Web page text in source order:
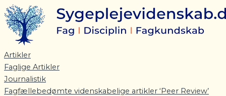
Gå
til
indholdet
Artikler
Faglige Artikler
Journalistik
Fagfællebedømte videnskabelige artikler ‘Peer Review’